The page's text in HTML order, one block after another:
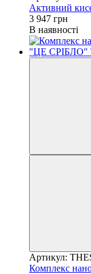
Активний
3 947 грн
В наявності
Артикул:
Комплекс